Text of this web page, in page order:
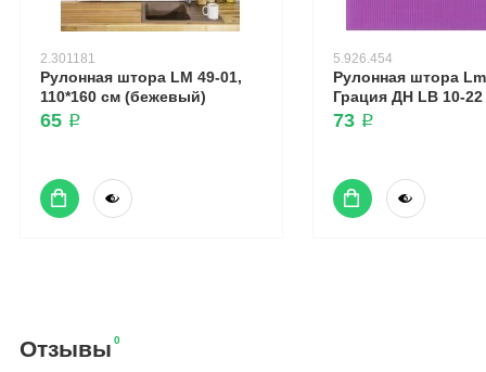
2.301181
Рулонная штора LM 49-01,
110*160 см (бежевый)
65 ₽
5.926.454
Рулонная штора
Грация ДН LB 10-22
73 ₽
Отзывы 0